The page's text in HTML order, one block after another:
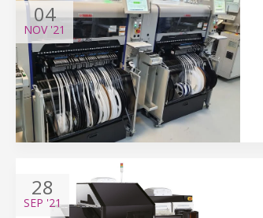
04
NOV'21
28
SEP '21